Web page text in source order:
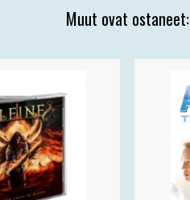
Muut ovat ostaneet: